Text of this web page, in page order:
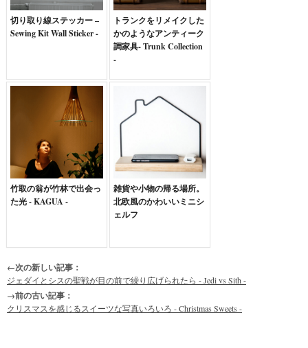
切り取り線ステッカー –
Sewing Kit Wall Sticker -
トランクをリメイクした
かのようなアンティーク
調家具- Trunk Collection
-
竹取の翁が竹林で出会っ
た光 - KAGUA -
雑貨や小物の帰る場所。
北欧風のかわいいミニシ
ェルフ
←次の新しい記事：
ジェダイとシスの聖戦が目の前で繰り広げられたら - Jedi vs Sith -
→前の古い記事：
クリスマスを感じるスイーツな写真いろいろ - Christmas Sweets -